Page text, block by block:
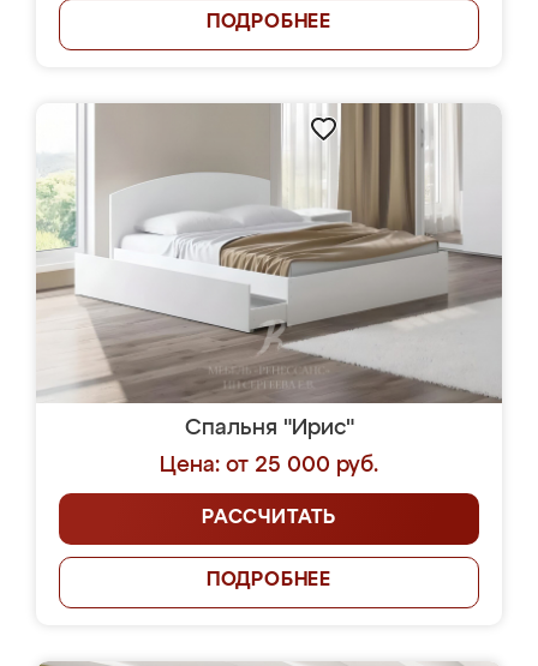
ПОДРОБНЕЕ
Спальня "Ирис"
Цена: от 25 000 руб.
РАССЧИТАТЬ
ПОДРОБНЕЕ